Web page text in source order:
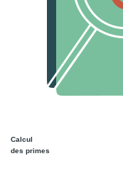
Calcul
des primes